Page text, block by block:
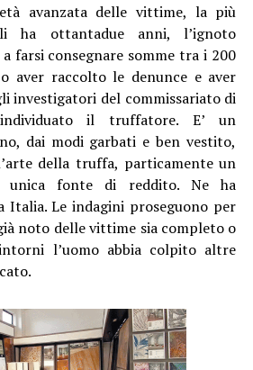
avanzata delle vittime, la più
ha ottantadue anni, l’ignoto
farsi consegnare somme tra i 200
aver raccolto le denunce e aver
investigatori del commissariato di
il truffatore. E’ un
dai modi garbati e ben vestito,
della truffa, particamente un
fonte di reddito. Ne ha
Le indagini proseguono per
noto delle vittime sia completo o
l’uomo abbia colpito altre